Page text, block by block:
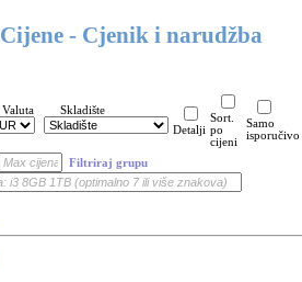
Cijene - Cjenik i narudžba
Valuta
Skladište
Detalji
Sort.
po
cijeni
Samo
isporučivo
Filtriraj grupu